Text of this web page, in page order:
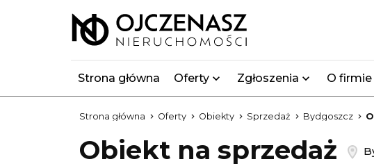
Strona główna Oferty Zgłoszenia O firmie
Strona główna Oferty Obiekty Sprzedaż Bydgoszcz
Obiekt na sprzedaż